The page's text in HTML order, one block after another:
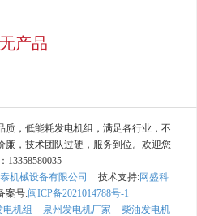
产品
质，低能耗发电机组，满足各行业，不
廉，技术团队过硬，服务到位。欢迎您
13358580035
机械设备有限公司 技术支持:网盛科
案号:闽ICP备2021014788号-1
电机组 泉州发电机厂家
柴油发电机